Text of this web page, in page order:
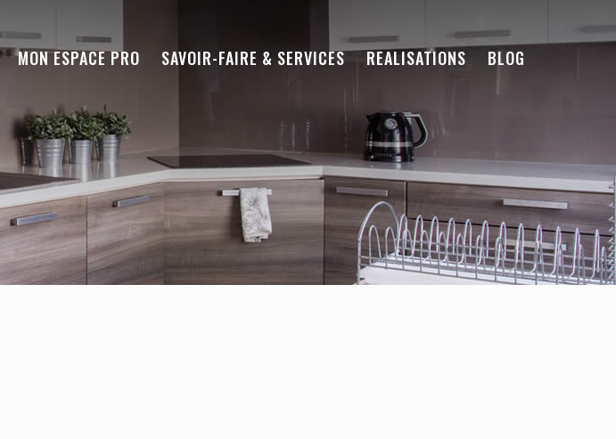
MON ESPACE PRO SAVOIR-FAIRE & SERVICES REALISATIONS BLOG